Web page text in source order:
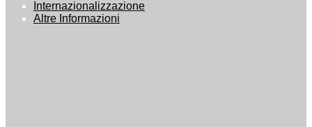
Internazionalizzazione
Altre Informazioni